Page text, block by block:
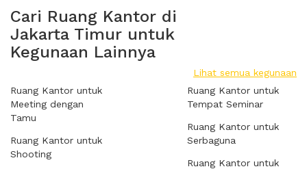
Cari Ruang Kantor di
Jakarta Timur untuk
Kegunaan Lainnya
Lihat semua kegunaan
Ruang Kantor untuk
Meeting dengan
Tamu
Ruang Kantor untuk
Shooting
Ruang Kantor untuk
Tempat Seminar
Ruang Kantor untuk
Serbaguna
Ruang Kantor untuk